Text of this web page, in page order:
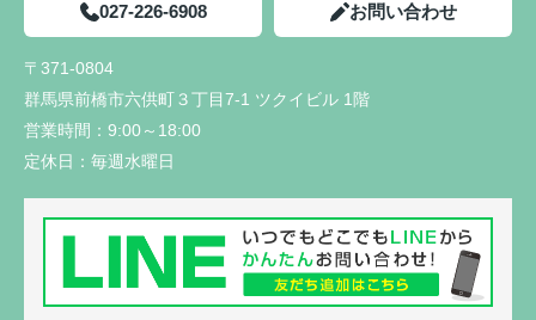
027-226-6908 お問い合わせ
〒371-0804
群馬県前橋市六供町３丁目7-1 ツクイビル 1階
営業時間： 9:00～18:00
定休日： 毎週水曜日